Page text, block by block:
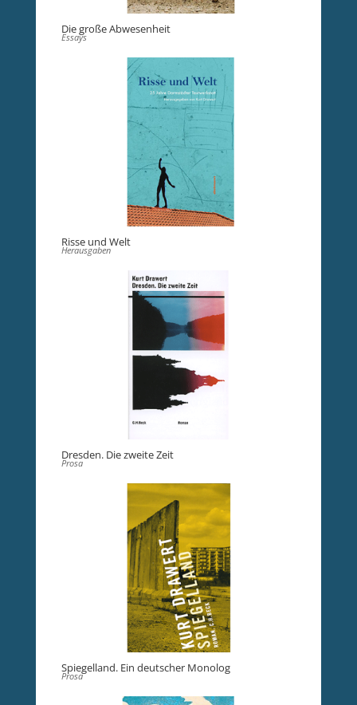
Die große Abwesenheit
Essays
Risse und Welt
Herausgaben
Dresden. Die zweite Zeit
Prosa
Spiegelland. Ein deutscher Monolog
Prosa